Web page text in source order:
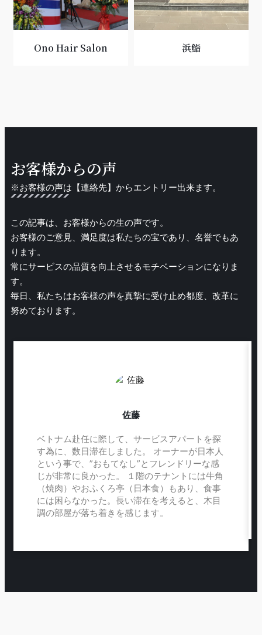
Ono Hair Salon 浜鮨
お客様からの声
※お客様の声は【連絡先】からエントリー出来ます。
この記事は、お客様からの生の声です。
お客様のご意見、満足度は私たちの宝であり、名誉でもあ
ります。
常にサービスの品質を向上させるモチベーションになりま
す。
毎日、私たちはお客様の声を真摯に受け止め都度、改革に
努めております。
佐藤
ベトナム赴任に際して、サービスアパートを探
す為に、数日滞在しました。 オーナーが日本人
という事で、”おもてなし”とフレンドリーな感
じが非常に良かった。 １階のテナントには牛角
（焼肉）やおふくろ亭（日本食）もあり、食事
には困らなかった。長い滞在を考えると、木目
調の部屋が落ち着きを感じます。